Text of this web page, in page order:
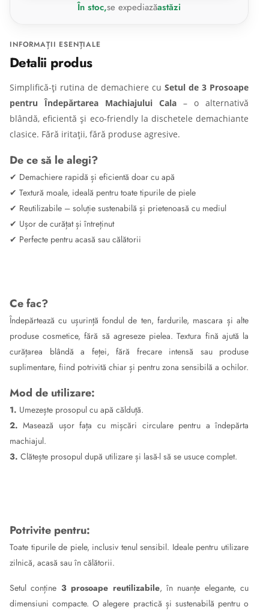
În stoc,se expediazăastăzi
INFORMAȚII ESENȚIALE
Detalii produs
Simplifică-ți rutina de demachiere cu Setul de 3 Prosoape
pentru Îndepărtarea Machiajului Cala – o alternativă
blândă, eficientă și eco-friendly la dischetele demachiante
clasice. Fără iritații, fără produse agresive.
De ce să le alegi?
✔ Demachiere rapidă și eficientă doar cu apă
✔ Textură moale, ideală pentru toate tipurile de piele
✔ Reutilizabile – soluție sustenabilă și prietenoasă cu mediul
✔ Ușor de curățat și întreținut
✔ Perfecte pentru acasă sau călătorii
Ce fac?
Îndepărtează cu ușurință fondul de ten, fardurile, mascara și alte
produse cosmetice, fără să agreseze pielea. Textura fină ajută la
curățarea blândă a feței, fără frecare intensă sau produse
suplimentare, fiind potrivită chiar și pentru zona sensibilă a ochilor.
Mod de utilizare:
1. Umezește prosopul cu apă călduță.
2. Masează ușor fața cu mișcări circulare pentru a îndepărta
machiajul.
3. Clătește prosopul după utilizare și lasă-l să se usuce complet.
Potrivite pentru:
Toate tipurile de piele, inclusiv tenul sensibil. Ideale pentru utilizare
zilnică, acasă sau în călătorii.
Setul conține 3 prosoape reutilizabile, în nuanțe elegante, cu
dimensiuni compacte. O alegere practică și sustenabilă pentru o